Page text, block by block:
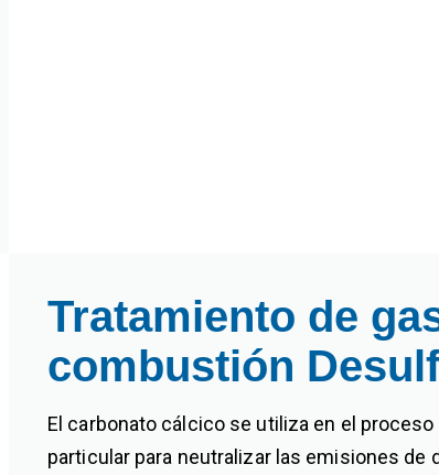
Tratamiento de
combustión
El carbonato cálcico se utiliza en el
particular para neutralizar las emisiones de